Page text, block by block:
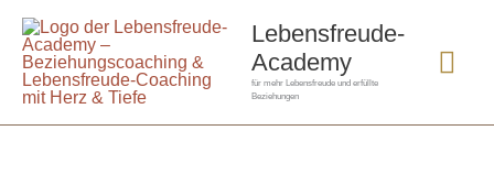
Zum
Inhalt
springen
Lebensfreude-
Academy
für mehr Lebensfreude und erfüllte
Beziehungen